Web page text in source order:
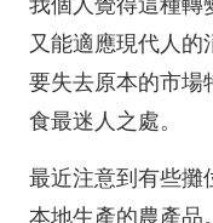
又能適應現代人的
要失去原本的市場
食最迷人之處。
最近注意到有些攤
本地生產的農產品